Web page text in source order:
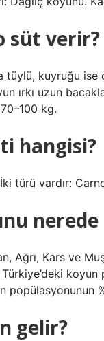
süt verir?
kuyruğu ise
ırkı uzun
kg.
hangisi?
İki türü vardır:
Ağrı, Kars ve
koyun
popülasyonunun
gelir?